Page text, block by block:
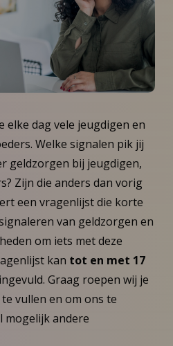
elke dag vele jeugdigen en
Welke signalen pik jij
geldzorgen bij jeugdigen,
Zijn die anders dan vorig
een vragenlijst die korte
van geldzorgen en
om iets met deze
kan tot en met 17
Graag roepen wij je
vullen en om ons te
mogelijk andere